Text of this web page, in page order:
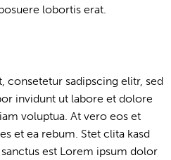
lobortis erat.
consetetur sadipscing elitr, sed
invidunt ut labore et dolore
voluptua. At vero eos et
et ea rebum. Stet clita kasd
est Lorem ipsum dolor